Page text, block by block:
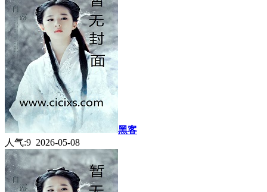
黑客
人气:9 2026-05-08